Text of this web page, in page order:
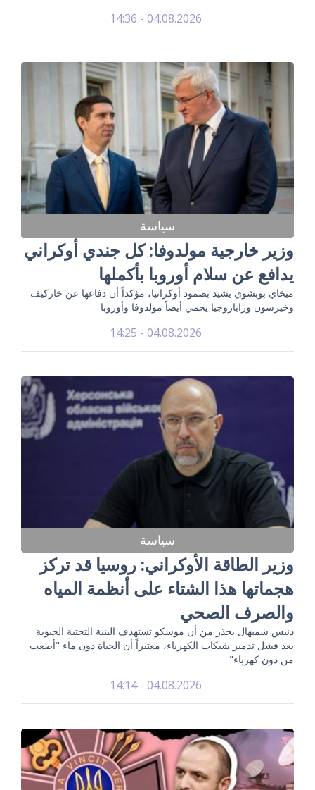
04.08.2026 - 14:36
سياسة
وزير خارجية مولدوفا: كل جندي أوكراني
يدافع عن سلام أوروبا بأكملها
ميخاي بوبشوي يشيد بصمود أوكرانيا، مؤكداً أن دفاعها عن خاركيف
وخيرسون وزاباروجيا يحمي أيضاً مولدوفا وأوروبا
04.08.2026 - 14:25
سياسة
وزير الطاقة الأوكراني: روسيا قد تركز
هجماتها هذا الشتاء على أنظمة المياه
والصرف الصحي
دنيس شميهال يحذر من أن موسكو تستهدف البنية التحتية الحيوية
بعد فشل تدمير شبكات الكهرباء، معتبراً أن الحياة دون ماء "أصعب
من دون كهرباء"
04.08.2026 - 14:14